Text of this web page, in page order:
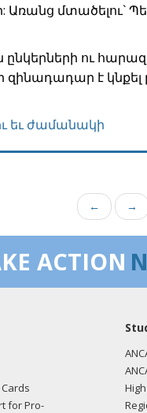
Առանց մտածելու`
ու
է կնքել
եւ ժամանակի
← →
ACTION
for Pro-